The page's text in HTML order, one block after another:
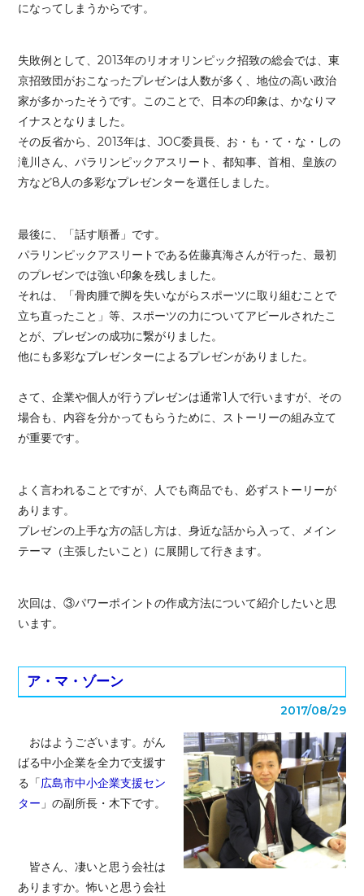
になってしまうからです。
失敗例として、2013年のリオオリンピック招致の総会では、東
京招致団がおこなったプレゼンは人数が多く、地位の高い政治
家が多かったそうです。このことで、日本の印象は、かなりマ
イナスとなりました。
その反省から、2013年は、JOC委員長、お・も・て・な・しの
滝川さん、パラリンピックアスリート、都知事、首相、皇族の
方など8人の多彩なプレゼンターを選任しました。
最後に、「話す順番」です。
パラリンピックアスリートである佐藤真海さんが行った、最初
のプレゼンでは強い印象を残しました。
それは、「骨肉腫で脚を失いながらスポーツに取り組むことで
立ち直ったこと」等、スポーツの力についてアピールされたこ
とが、プレゼンの成功に繋がりました。
他にも多彩なプレゼンターによるプレゼンがありました。
さて、企業や個人が行うプレゼンは通常1人で行いますが、その
場合も、内容を分かってもらうために、ストーリーの組み立て
が重要です。
よく言われることですが、人でも商品でも、必ずストーリーが
あります。
プレゼンの上手な方の話し方は、身近な話から入って、メイン
テーマ（主張したいこと）に展開して行きます。
次回は、③パワーポイントの作成方法について紹介したいと思
います。
ア・マ・ゾーン
2017/08/29
おはようございます。がん
ばる中小企業を全力で支援す
る「広島市中小企業支援セン
ター 」の副所長・木下です。
皆さん、凄いと思う会社は
ありますか。怖いと思う会社